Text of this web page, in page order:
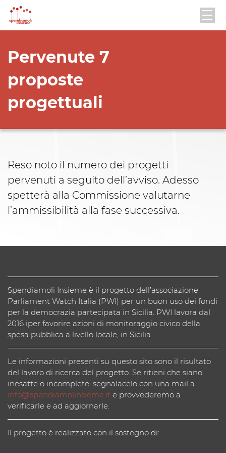
Pervenute 7
proposte
progettuali
Reso noto il numero dei progetti
pervenuti a seguito dell’avviso. Adesso
spetterà alla Commissione valutarne
l’ammissibilità alla fase successiva.
Spendiamoli Insieme è il progetto dell’associazione
Parliament Watch Italia (PWI) per un buon uso dei fondi
per la democrazia partecipata in Sicilia. PWI lavora dal
2016 iper favorire azioni di monitoraggio civico della
spesa pubblica a livello locale, in Sicilia.
Le informazioni presenti su questo sito sono il risultato
del lavoro di ricerca del progetto. Se ritieni che siano
inesatte o incomplete, segnalacelo con una mail a
info@spendiamolinsieme.it e provvederemo a
verificarle e ad aggiornarle.
Il progetto è realizzato con il sostegno di: